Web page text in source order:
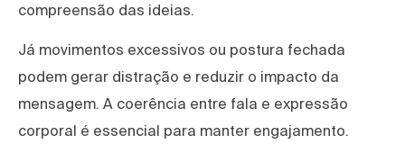
compreensão das ideias.
Já movimentos excessivos ou postura fechada
podem gerar distração e reduzir o impacto da
mensagem. A coerência entre fala e expressão
corporal é essencial para manter engajamento.